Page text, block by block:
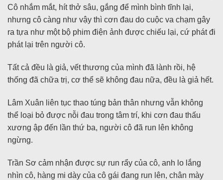
Cô nhắm mắt, hít thở sâu, gắng để mình bình tĩnh lại,
nhưng cô càng như vậy thì cơn đau do cuộc va chạm gây
ra tựa như một bộ phim điện ảnh được chiếu lại, cứ phát đi
phát lại trên người cô.
Tất cả đều là giả, vết thương của mình đã lành rồi, hệ
thống đã chữa trị, cơ thể sẽ không đau nữa, đều là giả hết.
Lâm Xuân liên tục thao túng bản thân nhưng vẫn không
thể loại bỏ được nỗi đau trong tâm trí, khi cơn đau thấu
xương ập đến lần thứ ba, người cô đã run lên không
ngừng.
Trần Sơ cảm nhận được sự run rẩy của cô, anh lo lắng
nhìn cô, hàng mi dày của cô gái đang run lên, chân mày